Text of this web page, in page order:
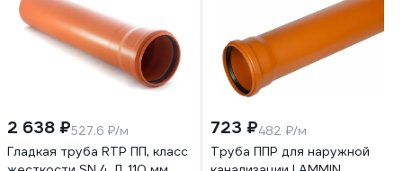
2 638 ₽527.6 ₽/м
Гладкая труба RTP ПП, класс
723 ₽482 ₽/м
Труба ППР для наружной